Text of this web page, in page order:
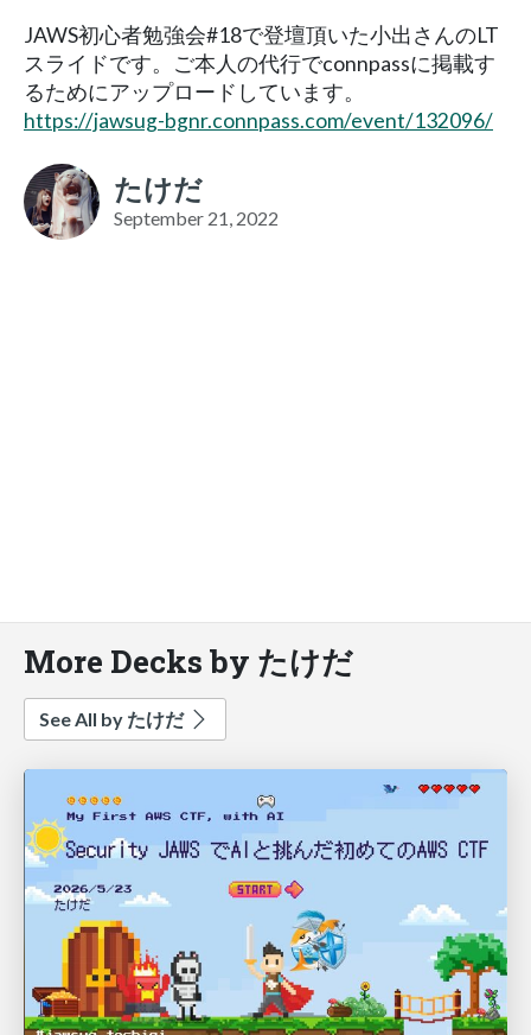
JAWS初心者勉強会#18で登壇頂いた小出さんのLT
スライドです。ご本人の代行でconnpassに掲載す
るためにアップロードしています。
https://jawsug-bgnr.connpass.com/event/132096/
たけだ
September 21, 2022
More Decks by たけだ
See All by たけだ